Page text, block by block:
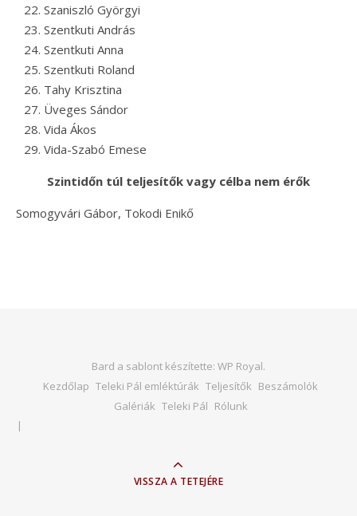
Szaniszló Györgyi
Szentkuti András
Szentkuti Anna
Szentkuti Roland
Tahy Krisztina
Üveges Sándor
Vida Ákos
Vida-Szabó Emese
Szintidőn túl teljesítők vagy célba nem érők
Somogyvári Gábor, Tokodi Enikő
Bard a sablont készítette: WP Royal.
Kezdőlap Teleki Pál emléktúrák Teljesítők Beszámolók
Galériák Teleki Pál Rólunk
VISSZA A TETEJÉRE